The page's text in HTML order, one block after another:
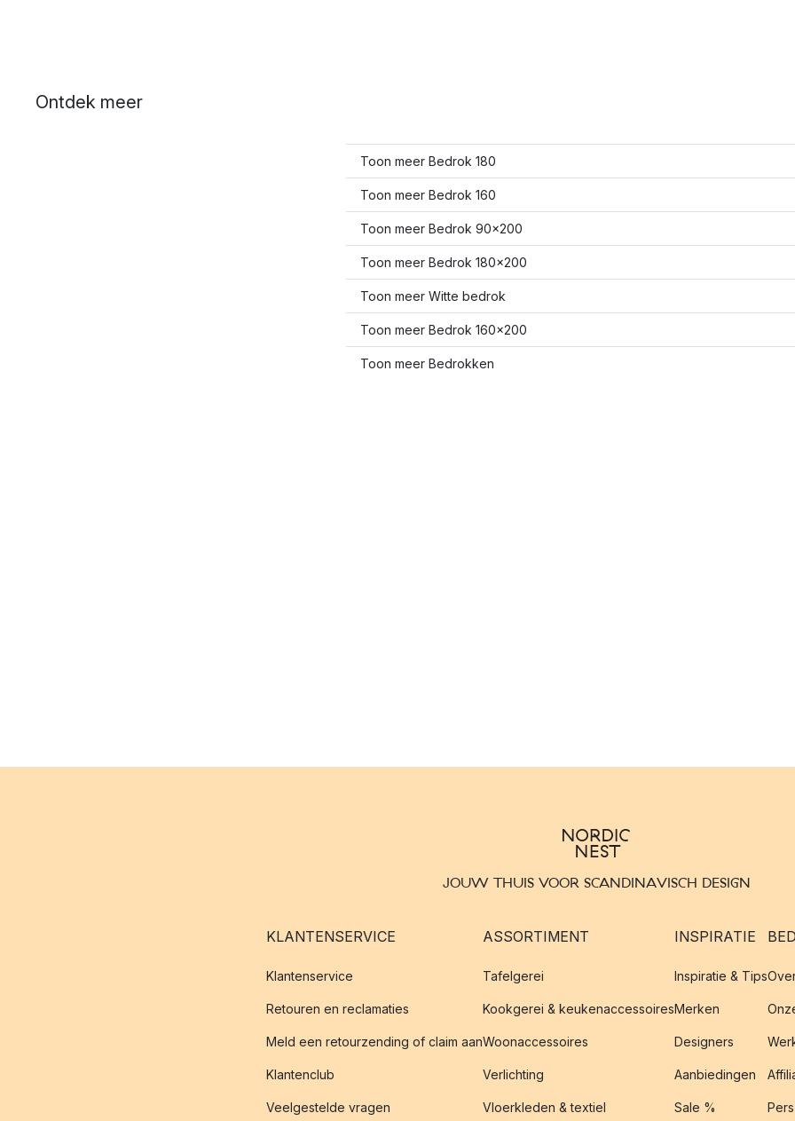
Ontdek meer
Toon meer Bedrok 180
Toon meer Bedrok 160
Toon meer Bedrok 90x200
Toon meer Bedrok 180x200
Toon meer Witte bedrok
Toon meer Bedrok 160x200
Toon meer Bedrokken
JOUW THUIS VOOR SCANDINAVISCH DESIGN
KLANTENSERVICE
Klantenservice
Retouren en reclamaties
Meld een retourzending of claim aan
Klantenclub
Veelgestelde vragen
ASSORTIMENT
Tafelgerei
Kookgerei & keukenaccessoires
Woonaccessoires
Verlichting
Vloerkleden & textiel
INSPIRATIE
Inspiratie & Tips
Merken
Designers
Aanbiedingen
Sale % Pers